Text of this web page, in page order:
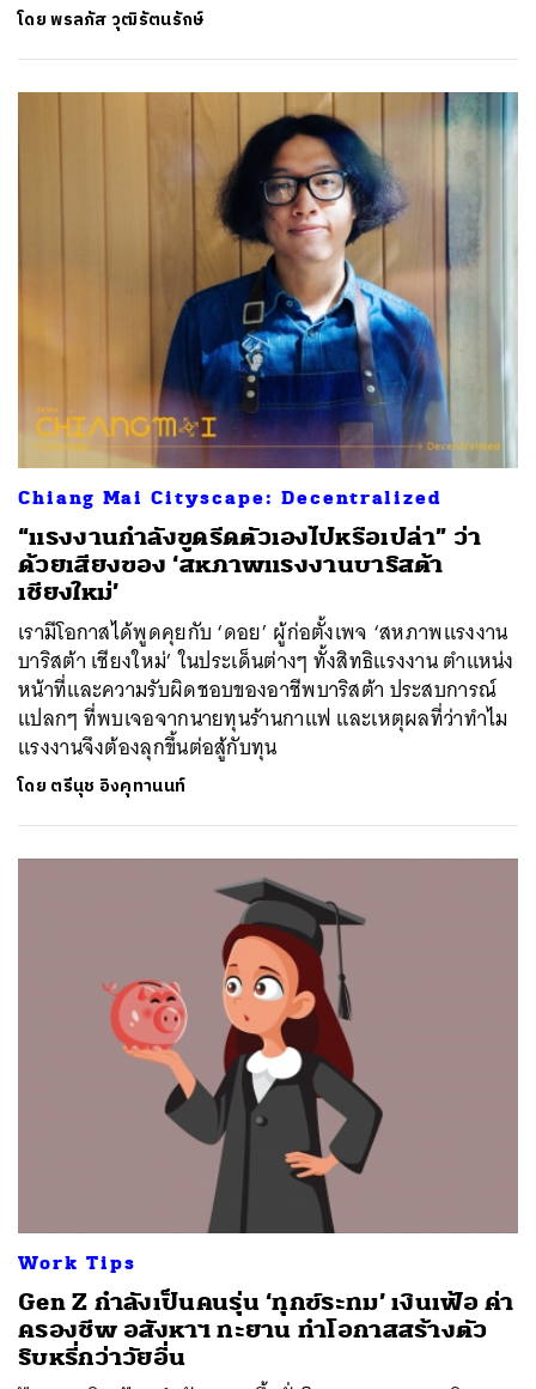
โดยพรลภัส วุฒิรัตนรักษ์
Chiang Mai Cityscape: Decentralized
“แรงงานกำลังขูดรีดตัวเองไปหรือเปล่า” ว่า
ด้วยเสียงของ ‘สหภาพแรงงานบาริสต้า
เชียงใหม่’
เรามีโอกาสได้พูดคุยกับ ‘ดอย’ ผู้ก่อตั้งเพจ ‘สหภาพแรงงาน
บาริสต้า เชียงใหม่’ ในประเด็นต่างๆ ทั้งสิทธิแรงงาน ตำแหน่ง
หน้าที่และความรับผิดชอบของอาชีพบาริสต้า ประสบการณ์
แปลกๆ ที่พบเจอจากนายทุนร้านกาแฟ และเหตุผลที่ว่าทำไม
แรงงานจึงต้องลุกขึ้นต่อสู้กับทุน
โดย ตรีนุช อิงคุทานนท์
Work Tips
Gen Z กำลังเป็นคนรุ่น ‘ทุกข์ระทม’ เงินเฟ้อ ค่า
ครองชีพ อสังหาฯ ทะยาน ทำโอกาสสร้างตัว
ริบหรี่กว่าวัยอื่น
TWEET LINE EMAIL